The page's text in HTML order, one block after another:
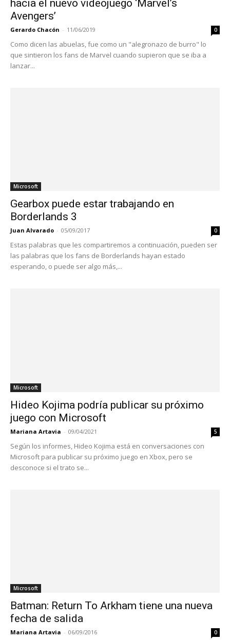
hacia el nuevo videojuego ‘Marvel’s
Avengers’
Gerardo Chacón - 11/06/2019 0
Como dicen las abuelas, fue como un "alegronazo de burro" lo
que sintieron los fans de Marvel cuando supieron que se iba a
lanzar...
Microsoft
Gearbox puede estar trabajando en
Borderlands 3
Juan Alvarado - 05/09/2017 0
Estas palabras que les compartiremos a continuación, pueden ser
las palabras que los fans de Borderlands hayan estado
esperando, o puede ser algo más,...
Microsoft
Hideo Kojima podría publicar su próximo
juego con Microsoft
Mariana Artavia - 09/04/2021 5
Según los informes, Hideo Kojima está en conversaciones con
Microsoft para publicar su próximo juego en Xbox, pero se
desconoce si el trato se...
Microsoft
Batman: Return To Arkham tiene una nueva
fecha de salida
Mariana Artavia - 06/09/2016 0